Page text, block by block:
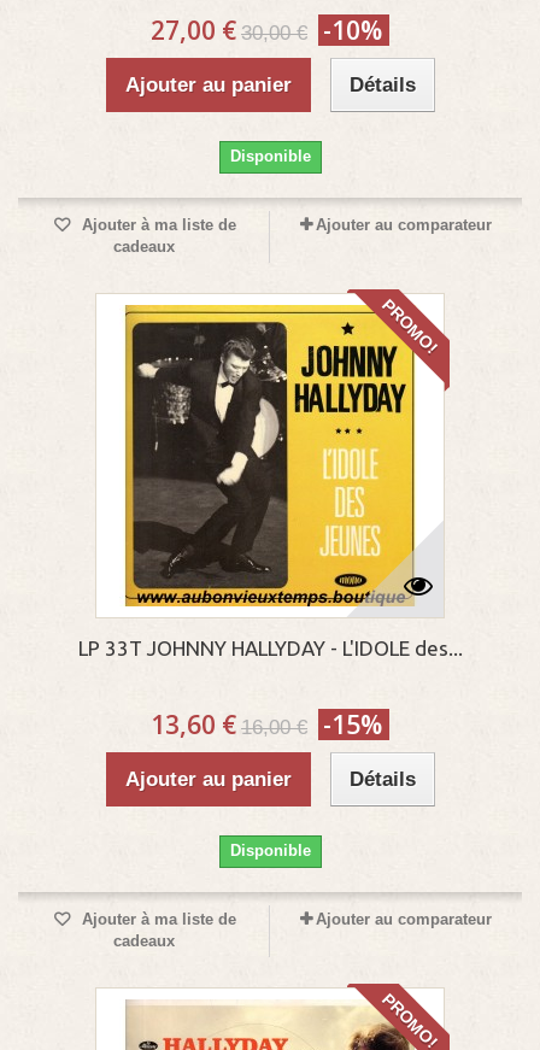
27,00 € 30,00 € -10%
Ajouter au panier Détails
Disponible
Ajouter à ma liste de
cadeaux
Ajouter au comparateur
PROMO!
LP 33T JOHNNY HALLYDAY - L'IDOLE des...
13,60 € 16,00 € -15%
Ajouter au panier Détails
Disponible
Ajouter à ma liste de
cadeaux
Ajouter au comparateur
PROMO!